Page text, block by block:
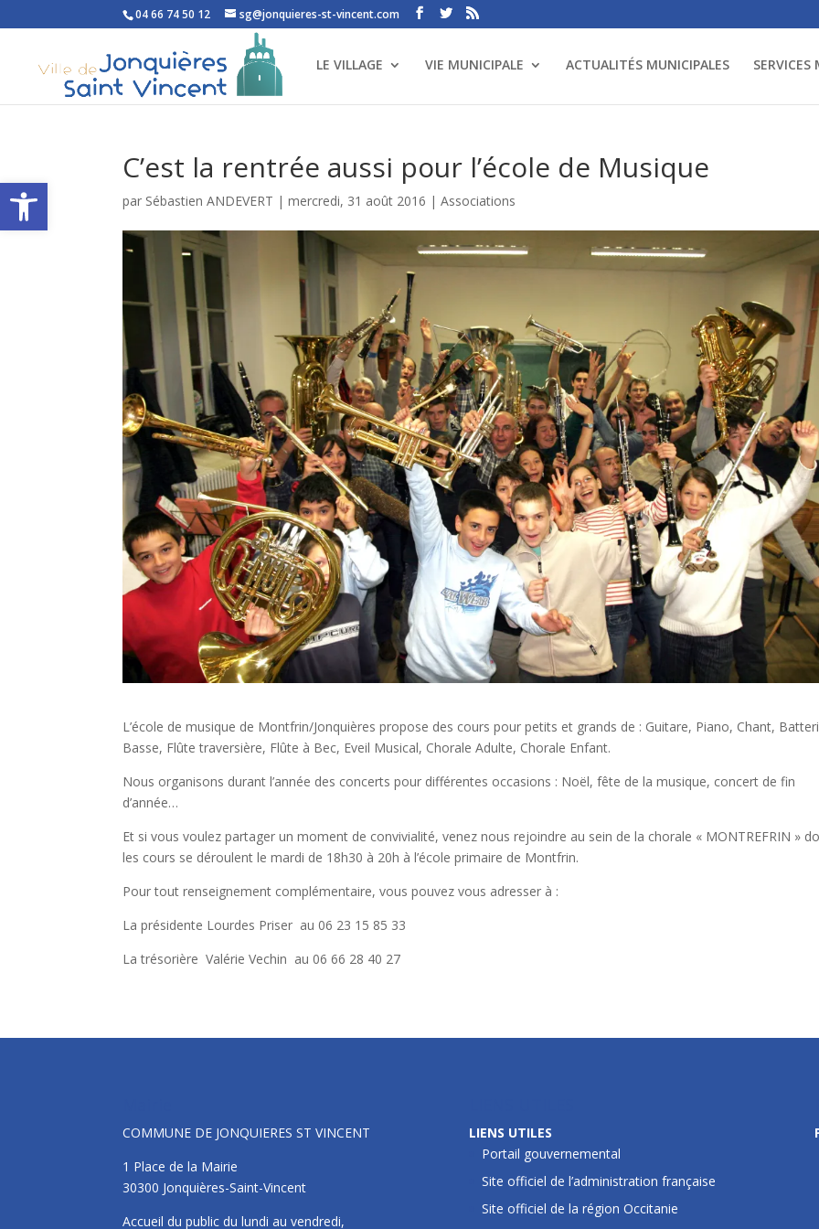
Ouvrir la barre d’outils
04 66 74 50 12 sg@jonquieres-st-vincent.com
LE VILLAGE VIE MUNICIPALE ACTUALITÉS MUNICIPALES
C’est la rentrée aussi pour l’école de Musique
par Sébastien ANDEVERT |mercredi, 31 août 2016 |Associations
L’école de musique de Montfrin/Jonquières propose des cours pour petits et grands de : Guitare, Piano, Chant,
Basse, Flûte traversière, Flûte à Bec, Eveil Musical, Chorale Adulte, Chorale Enfant.
Nous organisons durant l’année des concerts pour différentes occasions : Noël, fête de la musique, concert de fin
d’année…
Et si vous voulez partager un moment de convivialité, venez nous rejoindre au sein de la chorale « MONTREFRIN »
les cours se déroulent le mardi de 18h30 à 20h à l’école primaire de Montfrin.
Pour tout renseignement complémentaire, vous pouvez vous adresser à :
La présidente Lourdes Priser au 06 23 15 85 33
La trésorière Valérie Vechin au 06 66 28 40 27
COMMUNE DE JONQUIERES ST VINCENT
1 Place de la Mairie
30300 Jonquières-Saint-Vincent
Accueil du public du lundi au vendredi,
LIENS UTILES
Portail gouvernemental
Site officiel de l’administration française
Site officiel de la région Occitanie